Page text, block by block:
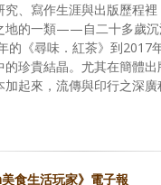
究、寫作生涯與出版歷程
地的一類——自二十多歲沉
的《尋味．紅茶》到2017
珍貴結晶。尤其在簡體
加起來，流傳與印行之深
食生活玩家》電子報